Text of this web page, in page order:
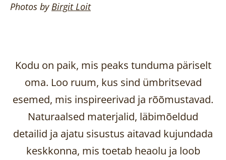
Photos byBirgitLoit
Kodu on paik, mis peaks tunduma päriselt
oma. Loo ruum, kus sind ümbritsevad
esemed, mis inspireerivad ja rõõmustavad.
Naturaalsed materjalid, läbimõeldud
detailid ja ajatu sisustus aitavad kujundada
keskkonna, mis toetab heaolu ja loob